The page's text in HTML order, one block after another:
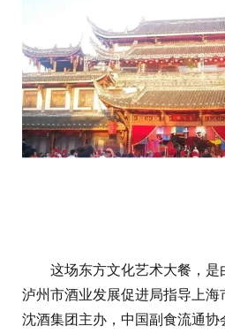
这场东方文化艺术大餐，是
泸州市酒业发展促进局指导上海
沈酒集团主办，中国副食流通协